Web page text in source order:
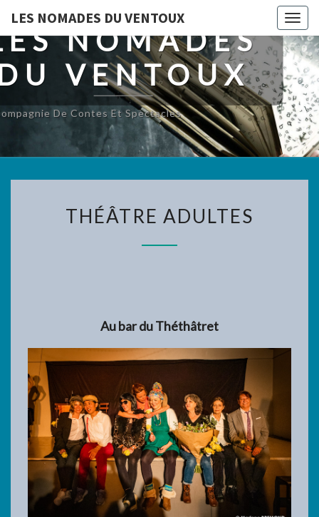
LES NOMADES DU VENTOUX
NOMADES
VENTOUX
De Contes Et Spectacles
ADULTES
THÉÂTRE ADULTES
Au bar du Théthâtret